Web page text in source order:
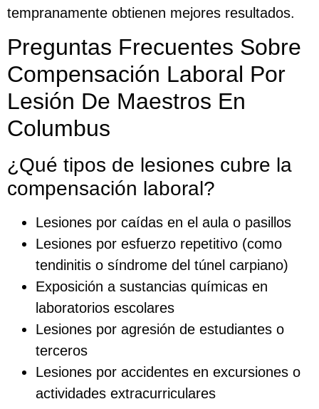
tempranamente obtienen mejores resultados.
Preguntas Frecuentes Sobre
Compensación Laboral Por
Lesión De Maestros En
Columbus
¿Qué tipos de lesiones cubre la
compensación laboral?
Lesiones por caídas en el aula o pasillos
Lesiones por esfuerzo repetitivo (como
tendinitis o síndrome del túnel carpiano)
Exposición a sustancias químicas en
laboratorios escolares
Lesiones por agresión de estudiantes o
terceros
Lesiones por accidentes en excursiones o
actividades extracurriculares